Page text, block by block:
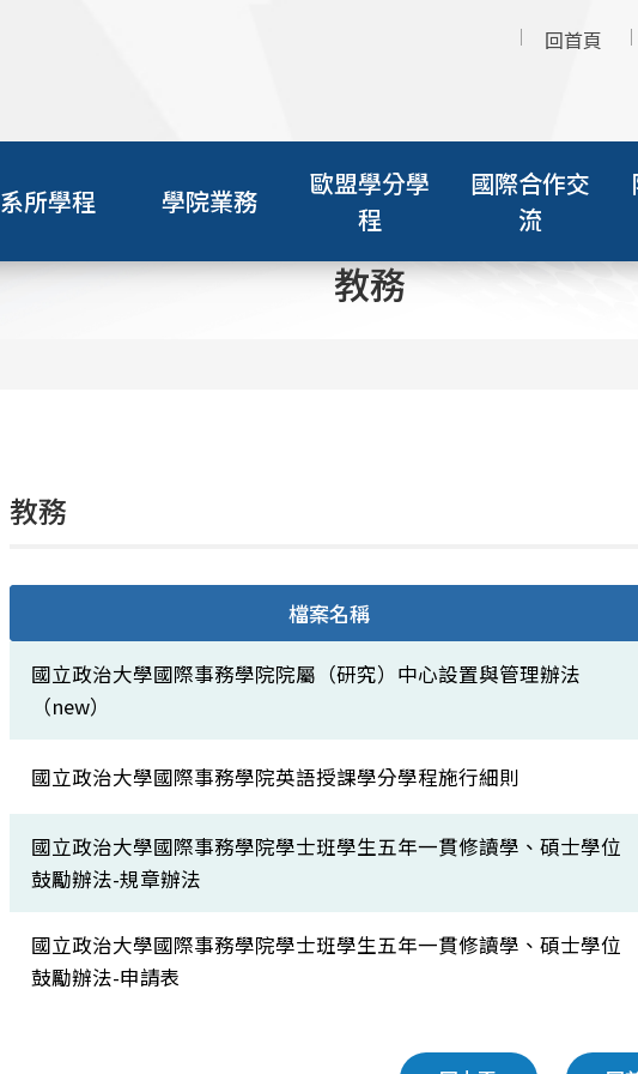
回首頁
系所學程 學院業務
歐盟學分學
程
國際合作交
流
教務
教務
檔案名稱
國立政治大學國際事務學院院屬（研究）中心設置與管理辦法
（new）
國立政治大學國際事務學院英語授課學分學程施行細則
國立政治大學國際事務學院學士班學生五年一貫修讀學、碩士學位
鼓勵辦法-規章辦法
國立政治大學國際事務學院學士班學生五年一貫修讀學、碩士學位
鼓勵辦法-申請表